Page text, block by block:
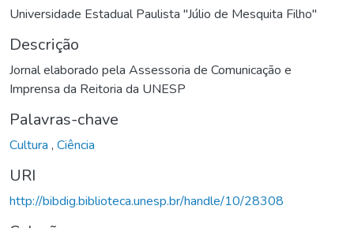
Universidade Estadual Paulista "Júlio de Mesquita Filho"
Descrição
Jornal elaborado pela Assessoria de Comunicação e
Imprensa da Reitoria da UNESP
Palavras-chave
Cultura , Ciência
URI
http://bibdig.biblioteca.unesp.br/handle/10/28308